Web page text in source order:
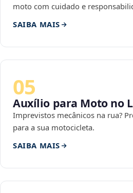
moto com cuidado e
SAIBA MAIS
05
Auxílio para Moto no
Imprevistos mecânicos na rua?
para a sua motocicleta.
SAIBA MAIS